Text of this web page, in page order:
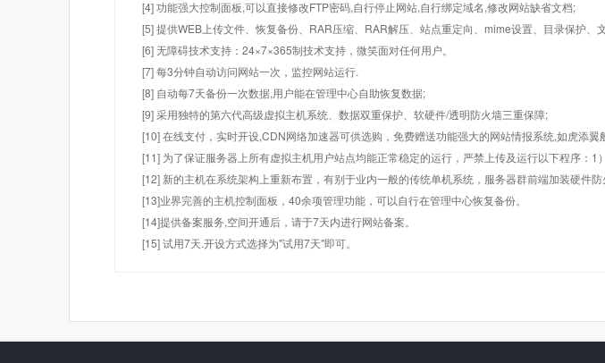
[4] 功能强大控制面板,可以直接修改FTP密码,自行停止网站,自行绑定域名,修改网站缺省文档;
[5] 提供WEB上传文件、恢复备份、RAR压缩、RAR解压、站点重定向、mime设置、目录保护
[6] 无障碍技术支持：24×7×365制技术支持，微笑面对任何用户。
[7] 每3分钟自动访问网站一次，监控网站运行.
[8] 自动每7天备份一次数据,用户能在管理中心自助恢复数据;
[9] 采用独特的第六代高级虚拟主机系统、数据双重保护、软硬件/透明防火墙三重保障;
[10] 在线支付，实时开设,CDN网络加速器可供选购，免费赠送功能强大的网站情报系统,如虎添翼
[11] 为了保证服务器上所有虚拟主机用户站点均能正常稳定的运行，严禁上传及运行以下程序：
[12] 新的主机在系统架构上重新布置，有别于业内一般的传统单机系统，服务器群前端加装硬件
[13]业界完善的主机控制面板，40余项管理功能，可以自行在管理中心恢复备份。
[14]提供备案服务,空间开通后，请于7天内进行网站备案。
[15] 试用7天.开设方式选择为"试用7天"即可。